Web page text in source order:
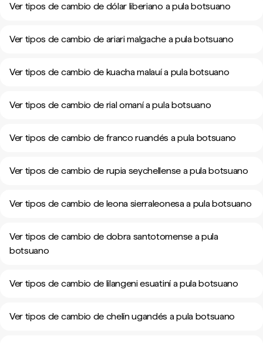
Ver tipos de cambio de dólar liberiano a pula botsuano
Ver tipos de cambio de ariari malgache a pula botsuano
Ver tipos de cambio de kuacha malauí a pula botsuano
Ver tipos de cambio de rial omaní a pula botsuano
Ver tipos de cambio de franco ruandés a pula botsuano
Ver tipos de cambio de rupia seychellense a pula botsuano
Ver tipos de cambio de leona sierraleonesa a pula botsuano
Ver tipos de cambio de dobra santotomense a pula
botsuano
Ver tipos de cambio de lilangeni esuatiní a pula botsuano
Ver tipos de cambio de chelín ugandés a pula botsuano